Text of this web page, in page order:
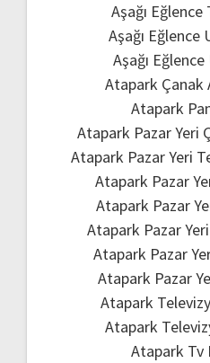
Aşağı
Aşağı Eğlence
Aşağı
Atapark Çanak
Atapark
Atapark Pazar Yeri
Atapark Pazar Yeri
Atapark Pazar
Atapark Pazar
Atapark Pazar
Atapark Pazar
Atapark Pazar
Atapark
Atapark
Atapark Tv